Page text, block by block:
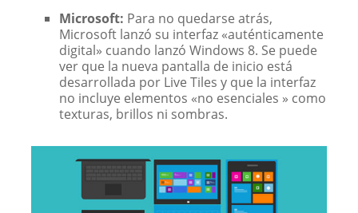
Microsoft: Para no quedarse atrás,
Microsoft lanzó su interfaz «auténticamente
digital» cuando lanzó Windows 8. Se puede
ver que la nueva pantalla de inicio está
desarrollada por Live Tiles y que la interfaz
no incluye elementos «no esenciales » como
texturas, brillos ni sombras.